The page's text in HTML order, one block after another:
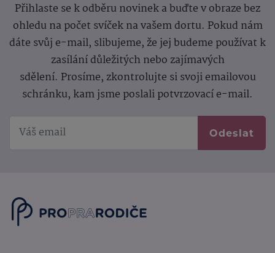
Přihlaste se k odběru novinek a buďte v obraze bez
ohledu na počet svíček na vašem dortu. Pokud nám
dáte svůj e-mail, slibujeme, že jej budeme používat k
zasílání důležitých nebo zajímavých
sdělení. Prosíme, zkontrolujte si svoji emailovou
schránku, kam jsme poslali potvrzovací e-mail.
Odeslat